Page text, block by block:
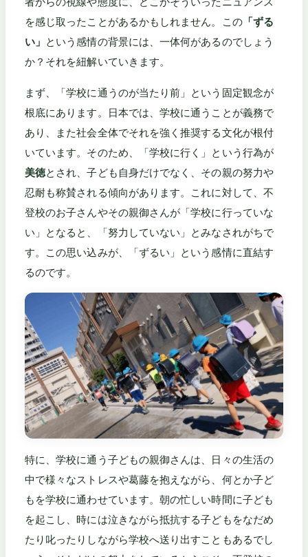
を感じ取ったことがあるかもしれません。この「ずる
い」 という感情の背景には、一体何があるのでしょう
か？それを紐解いていきます。
まず、「学校に通うのが当たり前」という固定観念が
根底にあります。日本では、学校に通うことが義務で
あり、また社会全体でそれを強く推奨する文化が根付
いています。そのため、「学校に行く」という行為が
美徳とされ、子ども自身だけでなく、その親の努力や
忍耐も称賛される傾向があります。これに対して、不
登校のお子さんやその親御さんが「学校に行っていな
い」となると、「努力していない」とみなされがちで
す。この思い込みが、「ずるい」という感情に直結す
るのです。
特に、学校に通う子どもの親御さんは、日々の生活の
中で様々なストレスや葛藤を抱えながら、何とか子ど
もを学校に通わせています。朝の忙しい時間に子ども
を起こし、時には泣きながら抵抗する子どもをなだめ
たり叱ったりしながら学校へ送り出すこともあるでし